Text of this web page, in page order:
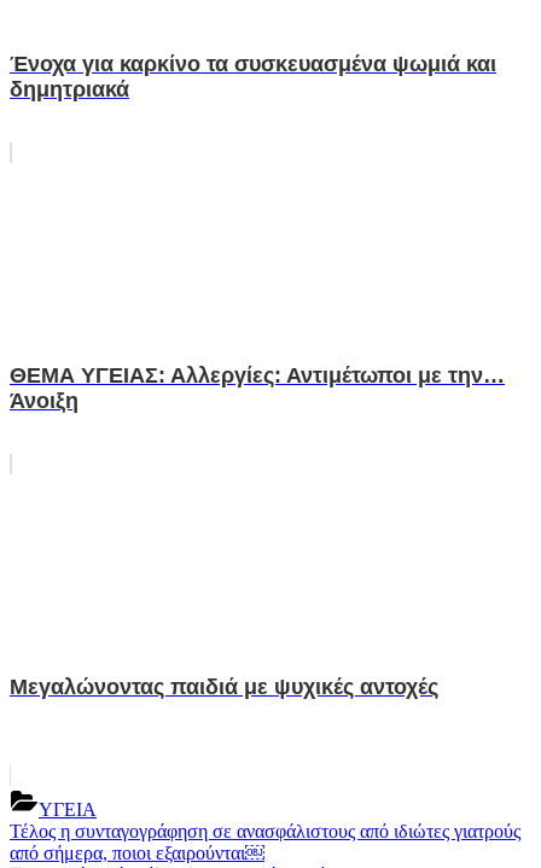
Ένοχα για καρκίνο τα συσκευασμένα ψωμιά και
δημητριακά
ΘΕΜΑ ΥΓΕΙΑΣ: Αλλεργίες: Αντιμέτωποι με την…
Άνοιξη
Μεγαλώνοντας παιδιά με ψυχικές αντοχές
ΥΓΕΙΑ
Post
Previous
Post:
Τέλος η συνταγογράφηση σε ανασφάλιστους από ιδιώτες γιατρούς
από σήμερα, ποιοι εξαιρούνται￼